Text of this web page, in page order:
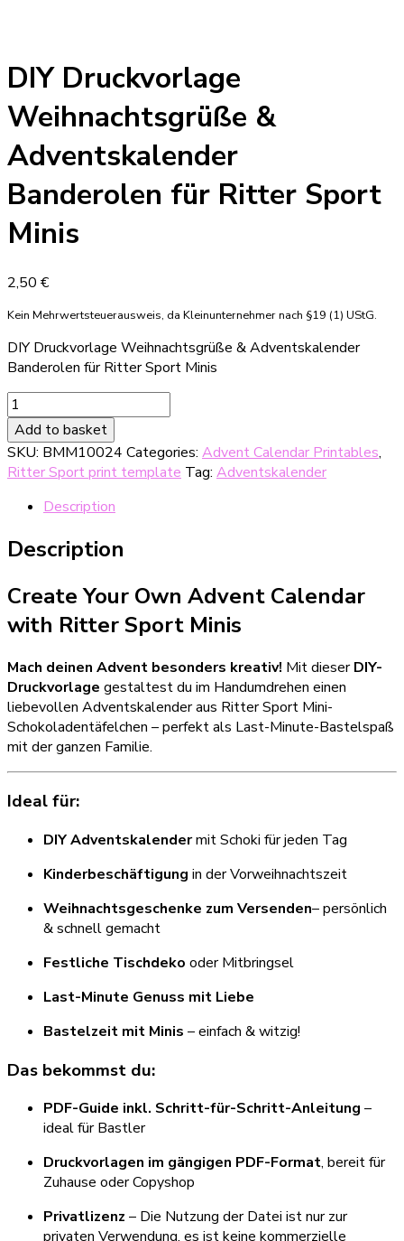
DIY Druckvorlage
Weihnachtsgrüße &
Adventskalender
Banderolen für Ritter Sport
Minis
2,50 €
Kein Mehrwertsteuerausweis, da Kleinunternehmer nach §19 (1) UStG.
DIY Druckvorlage Weihnachtsgrüße & Adventskalender
Banderolen für Ritter Sport Minis
DIY
Druckvorlage
Weihnachtsgrüße
&
Adventskalender
Banderolen
Ritter
Sport
quantity
Add to basket
SKU: BMM10024 Categories: Advent Calendar Printables,
Ritter Sport print template Tag: Adventskalender
Description
Description
Create Your Own Advent Calendar
with Ritter Sport Minis
Mach deinen Advent besonders kreativ! Mit dieserDIY-
Druckvorlage gestaltest du im Handumdrehen einen
liebevollen Adventskalender aus Ritter Sport Mini-
Schokoladentäfelchen – perfekt als Last-Minute-Bastelspaß
mit der ganzen Familie.
Ideal für:
DIY Adventskalendermit Schoki für jeden Tag
Kinderbeschäftigung in der Vorweihnachtszeit
Weihnachtsgeschenke zum Versenden– persönlich
& schnell gemacht
Festliche Tischdeko oder Mitbringsel
Last-Minute Genuss mit Liebe
Bastelzeit mit Minis – einfach & witzig!
Das bekommst du:
PDF-Guide inkl. Schritt-für-Schritt-Anleitung –
ideal für Bastler
Druckvorlagen im gängigen PDF-Format, bereit für
Zuhause oder Copyshop
Privatlizenz – Die Nutzung der Datei ist nur zur
privaten Verwendung, es ist keine kommerzielle